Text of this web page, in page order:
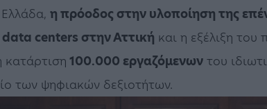
η πρόοδος στην υλοποίηση της
centers στην Αττική και η εξέλιξη
κατάρτιση 100.000 εργαζόμενων του
των ψηφιακών δεξιοτήτων.